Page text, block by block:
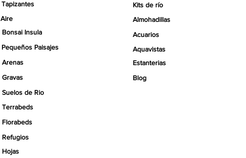
Tapizantes
Aire
Bonsai Insula
Pequeños Paisajes
Arenas
Gravas
Suelos de Rio
Terrabeds
Florabeds
Refugios
Hojas
Kits de río
Almohadillas
Acuarios
Aquavistas
Estanterias
Blog